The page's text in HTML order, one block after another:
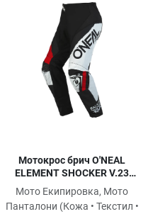
продукт
Мотокрос брич O'NEAL
ELEMENT SHOCKER V.23
BLACK/RED
Мото Екипировка, Мото
Панталони (Кожа • Текстил •